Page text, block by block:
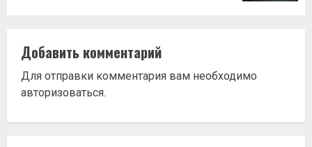
Добавить комментарий
Для отправки комментария вам необходимо
авторизоваться.